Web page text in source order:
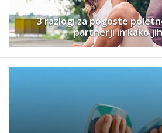
3 razlogi za pogoste
partnerji in kako